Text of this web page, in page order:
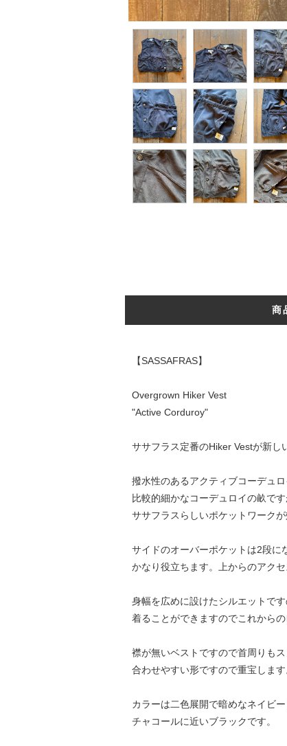
商
【SASSAFRAS】
Overgrown Hiker Vest
"Active Corduroy"
ササフラス定番のHiker Vestが新し
撥水性のあるアクティブコーデュ
比較的細かなコーデュロイの畝で
ササフラスらしいポケットワーク
サイドのオーバーポケットは2段に
かなり役立ちます。上からのアク
身幅を広めに設けたシルエットで
着ることができますのでこれから
襟が無いベストですので首周りもス
合わせやすい形ですので重宝します
カラーは二色展開で暗めなネイビー
チャコールに近いブラックです。